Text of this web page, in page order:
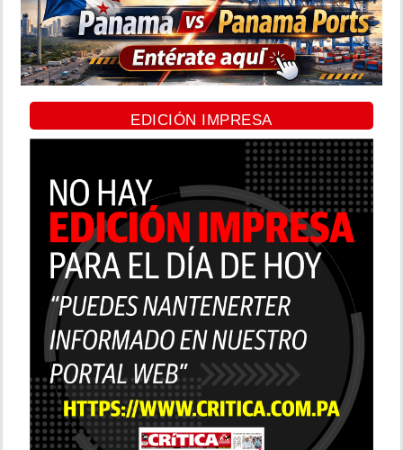
EDICIÓN IMPRESA